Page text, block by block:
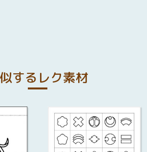
するレク素材